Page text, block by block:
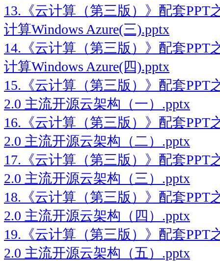
13.《云计算（第三版）》配套PPT
计算Windows Azure(三).pptx
14.《云计算（第三版）》配套PPT
计算Windows Azure(四).pptx
15.《云计算（第三版）》配套PPT
2.0 主流开源云架构（一）.pptx
16.《云计算（第三版）》配套PPT
2.0 主流开源云架构（二）.pptx
17.《云计算（第三版）》配套PPT
2.0 主流开源云架构（三）.pptx
18.《云计算（第三版）》配套PPT
2.0 主流开源云架构（四）.pptx
19.《云计算（第三版）》配套PPT
2.0 主流开源云架构（五）.pptx